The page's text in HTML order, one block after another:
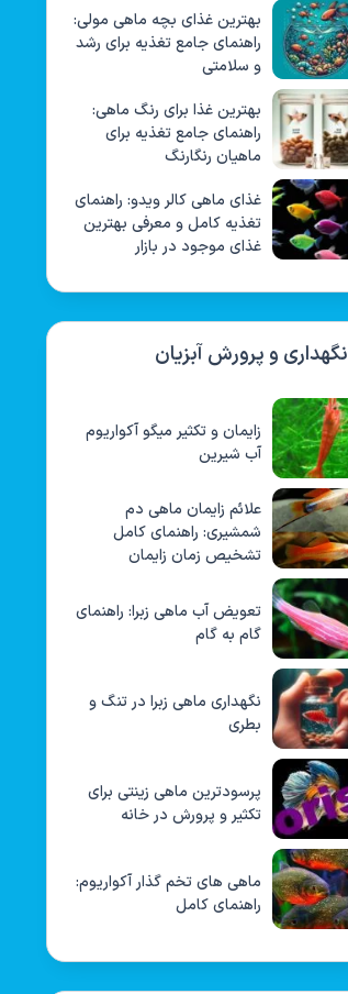
بهترین غذای بچه ماهی مولی:
راهنمای جامع تغذیه برای رشد
و سلامتی
بهترین غذا برای رنگ ماهی:
راهنمای جامع تغذیه برای
ماهیان رنگارنگ
غذای ماهی کالر ویدو: راهنمای
تغذیه کامل و معرفی بهترین
غذای موجود در بازار
نگهداری و پرورش آبزیان
زایمان و تکثیر میگو آکواریوم
آب شیرین
علائم زایمان ماهی دم
شمشیری: راهنمای کامل
تشخیص زمان زایمان
تعویض آب ماهی زبرا: راهنمای
گام به گام
نگهداری ماهی زبرا در تنگ و
بطری
پرسودترین ماهی زینتی برای
تکثیر و پرورش در خانه
ماهی های تخم گذار آکواریوم:
راهنمای کامل